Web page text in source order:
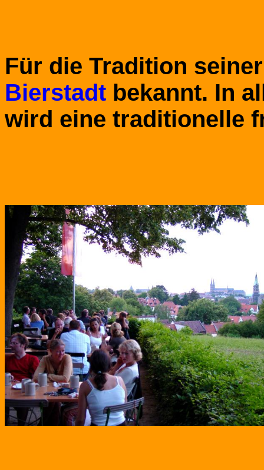
Für die Tradition
Bierstadt bekannt. In
wird eine traditionelle